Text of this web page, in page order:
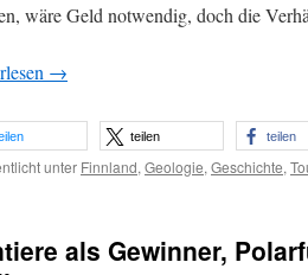
wäre Geld notwendig, doch die
→
teilen teilen
unter Finnland, Geologie, Geschichte,
als Gewinner,